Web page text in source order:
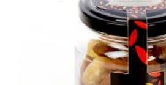
SELECT OPTIONS